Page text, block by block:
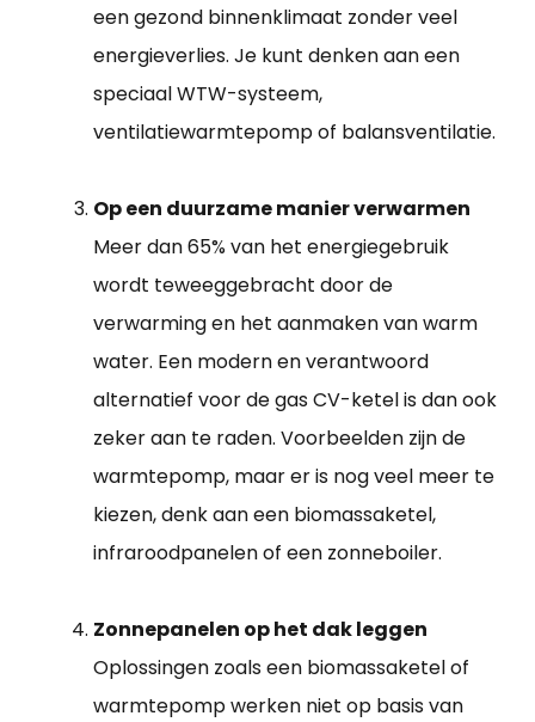
een gezond binnenklimaat zonder veel
energieverlies. Je kunt denken aan een
speciaal WTW-systeem,
ventilatiewarmtepomp of balansventilatie.
Op een duurzame manier verwarmen
Meer dan 65% van het energiegebruik
wordt teweeggebracht door de
verwarming en het aanmaken van warm
water. Een modern en verantwoord
alternatief voor de gas CV-ketel is dan ook
zeker aan te raden. Voorbeelden zijn de
warmtepomp, maar er is nog veel meer te
kiezen, denk aan een biomassaketel,
infraroodpanelen of een zonneboiler.
Zonnepanelen op het dak leggen
Oplossingen zoals een biomassaketel of
warmtepomp werken niet op basis van